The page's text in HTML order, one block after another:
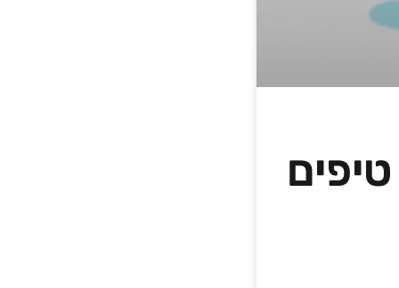
אתרים לעסקים קטנים ובינוניים – 4 טיפים